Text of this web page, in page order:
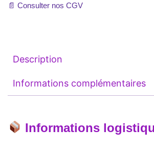
📄 Consulter nos CGV
Description
Informations complémentaires
Informations